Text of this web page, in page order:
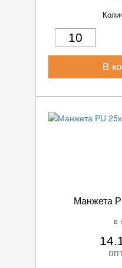
В
Манжета
в